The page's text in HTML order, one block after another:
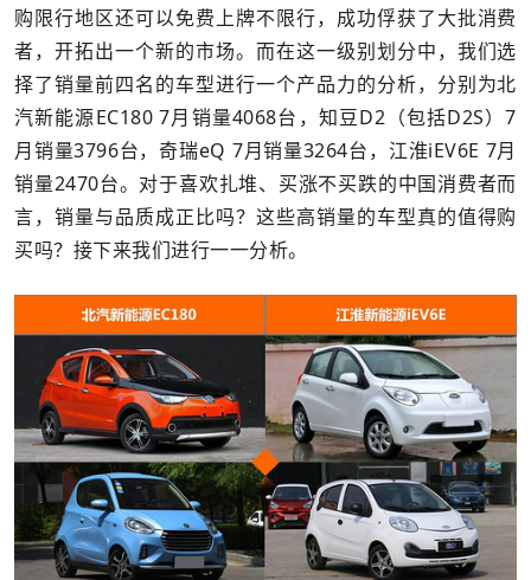
购限行地区还可以免费上牌不限行，成功俘获了大批消费
者，开拓出一个新的市场。而在这一级别划分中，我们选
择了销量前四名的车型进行一个产品力的分析，分别为北
汽新能源EC180 7月销量4068台，知豆D2（包括D2S）7
月销量3796台，奇瑞eQ 7月销量3264台，江淮iEV6E 7月
销量2470台。对于喜欢扎堆、买涨不买跌的中国消费者而
言，销量与品质成正比吗？这些高销量的车型真的值得购
买吗？接下来我们进行一一分析。